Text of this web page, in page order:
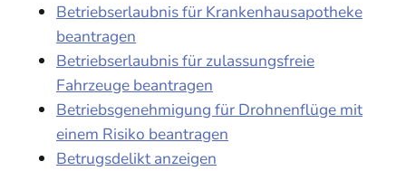
Betriebserlaubnis für Krankenhausapotheke
beantragen
Betriebserlaubnis für zulassungsfreie
Fahrzeuge beantragen
Betriebsgenehmigung für Drohnenflüge mit
einem Risiko beantragen
Betrugsdelikt anzeigen